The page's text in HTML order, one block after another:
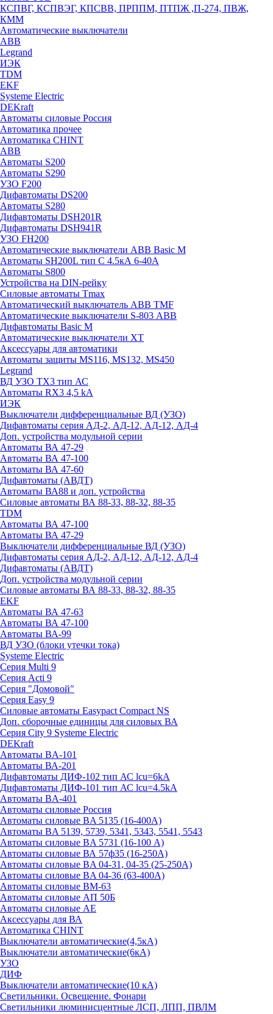
КСПВГ, КСПВЭГ, КПСВВ, ПРППМ, ПТПЖ ,П-274, ПВЖ,
КММ
Автоматические выключатели
ABB
Legrand
ИЭК
TDM
EKF
Systeme Electric
DEKraft
Автоматы силовые Россия
Автоматика прочее
Автоматика CHINT
ABB
Автоматы S200
Автоматы S290
УЗО F200
Дифавтоматы DS200
Автоматы S280
Дифавтоматы DSH201R
Дифавтоматы DSH941R
УЗО FH200
Автоматические выключатели ABB Basic M
Автоматы SH200L тип С 4.5кА 6-40А
Автоматы S800
Устройства на DIN-рейку
Силовые автоматы Tmax
Автоматический выключатель ABB TMF
Автоматические выключатели S-803 АВВ
Дифавтоматы Basic M
Автоматические выключатели XT
Аксессуары для автоматики
Автоматы защиты MS116, MS132, MS450
Legrand
ВД УЗО TX3 тип АС
Автоматы RX3 4,5 kA
ИЭК
Выключатели дифференциальные ВД (УЗО)
Дифавтоматы серия АД-2, АД-12, АД-12, АД-4
Доп. устройства модульной серии
Автоматы ВА 47-29
Автоматы ВА 47-100
Автоматы ВА 47-60
Дифавтоматы (АВДТ)
Автоматы ВА88 и доп. устройства
Силовые автоматы ВА 88-33, 88-32, 88-35
TDM
Автоматы ВА 47-100
Автоматы ВА 47-29
Выключатели дифференциальные ВД (УЗО)
Дифавтоматы серия АД-2, АД-12, АД-12, АД-4
Дифавтоматы (АВДТ)
Доп. устройства модульной серии
Силовые автоматы ВА 88-33, 88-32, 88-35
EKF
Автоматы ВА 47-63
Автоматы ВА 47-100
Автоматы ВА-99
ВД УЗО (блоки утечки тока)
Systeme Electric
Серия Multi 9
Серия Acti 9
Серия "Домовой"
Серия Easy 9
Силовые автоматы Easypact Compact NS
Доп. сборочные единицы для силовых ВА
Серия City 9 Systeme Electric
DEKraft
Автоматы BA-101
Автоматы ВА-201
Дифавтоматы ДИФ-102 тип АС lcu=6kA
Дифавтоматы ДИФ-101 тип АС lcu=4.5kA
Автоматы BA-401
Автоматы силовые Россия
Автоматы силовые BA 5135 (16-400А)
Автоматы BA 5139, 5739, 5341, 5343, 5541, 5543
Автоматы силовые BA 5731 (16-100 А)
Автоматы силовые ВА 57ф35 (16-250А)
Автоматы силовые BA 04-31, 04-35 (25-250А)
Автоматы силовые BA 04-36 (63-400А)
Автоматы силовые ВМ-63
Автоматы силовые АП 50Б
Автоматы силовые АЕ
Аксессуары для ВА
Автоматика CHINT
Выключатели автоматические(4,5кА)
Выключатели автоматические(6кА)
УЗО
ДИФ
Выключатели автоматические(10 кА)
Светильники. Освещение. Фонари
Светильники люминисцентные ЛСП, ЛПП, ПВЛМ